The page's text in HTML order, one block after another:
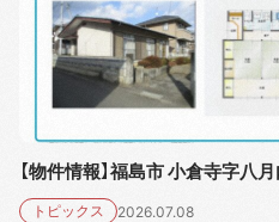
【物件情報】福島市 小倉寺字八
トピックス 2026.07.08